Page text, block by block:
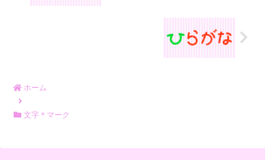
ホーム
文字＊マーク